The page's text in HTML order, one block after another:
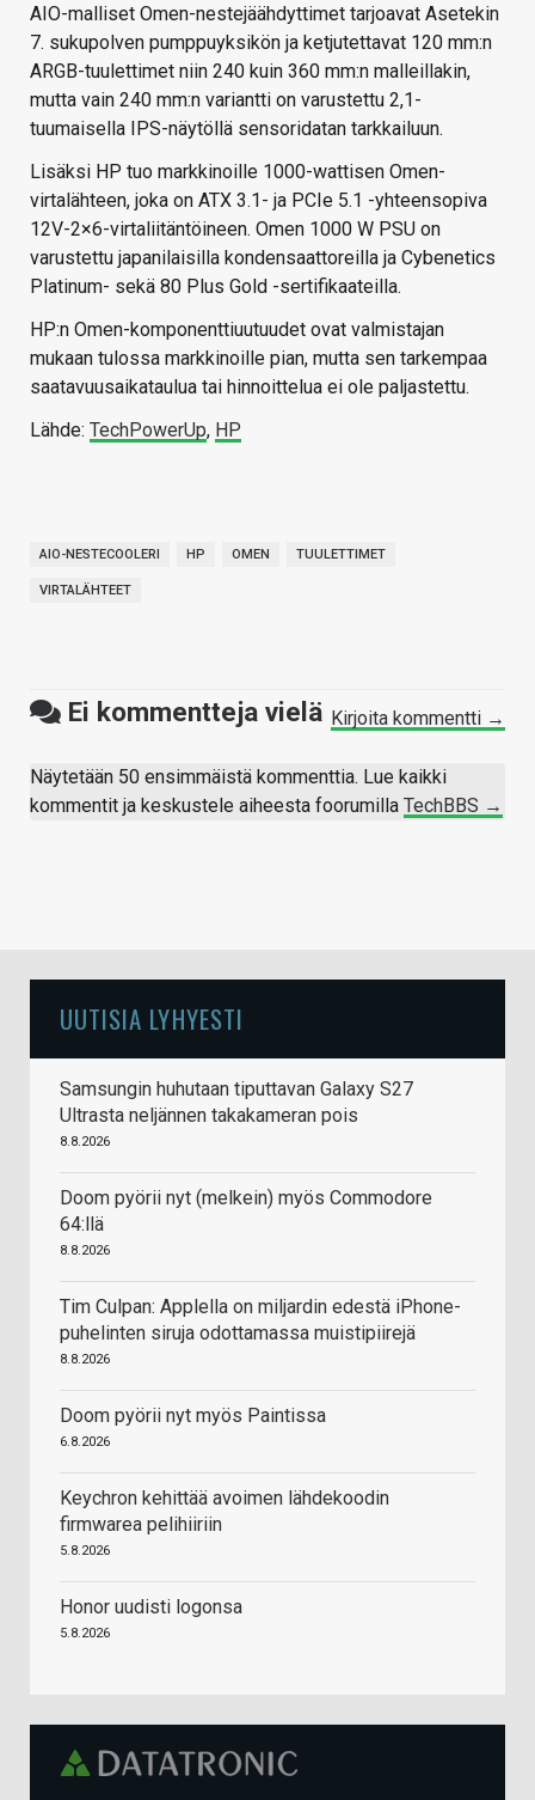
AIO-malliset Omen-nestejäähdyttimet tarjoavat Asetekin
7. sukupolven pumppuyksikön ja ketjutettavat 120 mm:n
ARGB-tuulettimet niin 240 kuin 360 mm:n malleillakin,
mutta vain 240 mm:n variantti on varustettu 2,1-
tuumaisella IPS-näytöllä sensoridatan tarkkailuun.
Lisäksi HP tuo markkinoille 1000-wattisen Omen-
virtalähteen, joka on ATX 3.1- ja PCIe 5.1 -yhteensopiva
12V-2×6-virtaliitäntöineen. Omen 1000 W PSU on
varustettu japanilaisilla kondensaattoreilla ja Cybenetics
Platinum- sekä 80 Plus Gold -sertifikaateilla.
HP:n Omen-komponenttiuutuudet ovat valmistajan
mukaan tulossa markkinoille pian, mutta sen tarkempaa
saatavuusaikataulua tai hinnoittelua ei ole paljastettu.
Lähde: TechPowerUp, HP
AIO-NESTECOOLERI HP OMEN TUULETTIMET
VIRTALÄHTEET
Ei kommentteja vielä Kirjoita kommentti →
Näytetään 50 ensimmäistä kommenttia. Lue kaikki
kommentit ja keskustele aiheesta foorumilla TechBBS →
UUTISIA LYHYESTI
Samsungin huhutaan tiputtavan Galaxy S27
Ultrasta neljännen takakameran pois
8.8.2026
Doom pyörii nyt (melkein) myös Commodore
64:llä
8.8.2026
Tim Culpan: Applella on miljardin edestä iPhone-
puhelinten siruja odottamassa muistipiirejä
8.8.2026
Doom pyörii nyt myös Paintissa
6.8.2026
Keychron kehittää avoimen lähdekoodin
firmwarea pelihiiriin
5.8.2026
Honor uudisti logonsa
5.8.2026